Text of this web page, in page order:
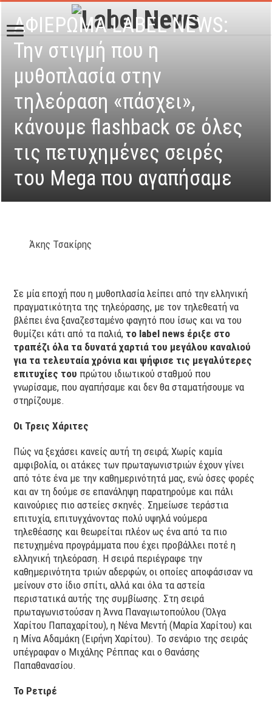
ΑΦΙΕΡΩΜΑ LABEL NEWS:
Την στιγμή που η
μυθοπλασία στην
τηλεόραση «πάσχει»,
κάνουμε flashback σε όλες
τις πετυχημένες σειρές
του Mega που αγαπήσαμε
Άκης Τσακίρης
Σε μία εποχή που η μυθοπλασία λείπει από την ελληνική
πραγματικότητα της τηλεόρασης, με τον τηλεθεατή να
βλέπει ένα ξαναζεσταμένο φαγητό που ίσως και να του
θυμίζει κάτι από τα παλιά, το label news έριξε στο
τραπέζι όλα τα δυνατά χαρτιά του μεγάλου καναλιού
για τα τελευταία χρόνια και ψήφισε τις μεγαλύτερες
επιτυχίες του πρώτου ιδιωτικού σταθμού που
γνωρίσαμε, που αγαπήσαμε και δεν θα σταματήσουμε να
στηρίζουμε.
Οι Τρεις Χάριτες
Πώς να ξεχάσει κανείς αυτή τη σειρά; Χωρίς καμία
αμφιβολία, οι ατάκες των πρωταγωνιστριών έχουν γίνει
από τότε ένα με την καθημερινότητά μας, ενώ όσες φορές
και αν τη δούμε σε επανάληψη παρατηρούμε και πάλι
καινούριες πιο αστείες σκηνές. Σημείωσε τεράστια
επιτυχία, επιτυγχάνοντας πολύ υψηλά νούμερα
τηλεθέασης και θεωρείται πλέον ως ένα από τα πιο
πετυχημένα προγράμματα που έχει προβάλλει ποτέ η
ελληνική τηλεόραση. Η σειρά περιέγραφε την
καθημερινότητα τριών αδερφών, οι οποίες αποφάσισαν να
μείνουν στο ίδιο σπίτι, αλλά και όλα τα αστεία
περιστατικά αυτής της συμβίωσης. Στη σειρά
πρωταγωνιστούσαν η Άννα Παναγιωτοπούλου (Όλγα
Χαρίτου Παπαχαρίτου), η Νένα Μεντή (Μαρία Χαρίτου) και
η Μίνα Αδαμάκη (Ειρήνη Χαρίτου). Το σενάριο της σειράς
υπέγραφαν ο Μιχάλης Ρέππας και ο Θανάσης
Παπαθανασίου.
Το Ρετιρέ